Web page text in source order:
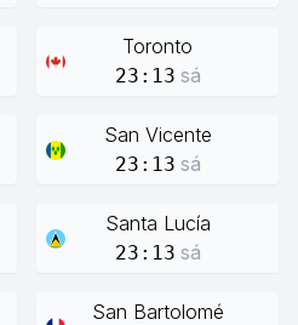
Toronto
23:13 sá
San Vicente
23:13 sá
Santa Lucía
23:13 sá
San Bartolomé